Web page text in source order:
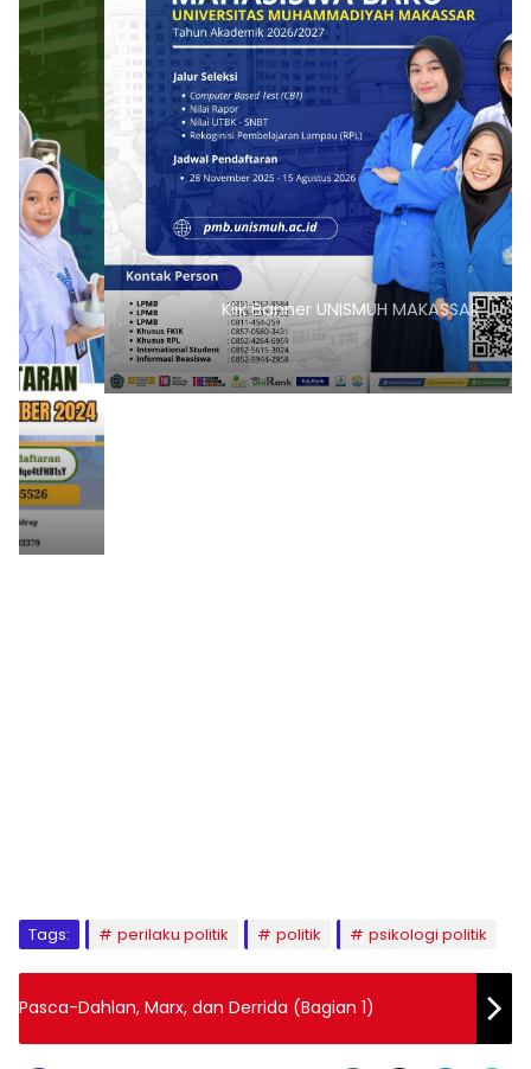
Klik Banner UNISMUH MAKASSAR
Tags: perilaku politik politik psikologi politik
Pasca-Dahlan, Marx, dan Derrida (Bagian 1)